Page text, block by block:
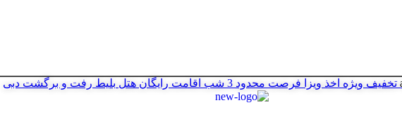
تخفیف ویژه اخذ ویزا فرصت محدود 3 شب اقامت رایگان هتل بلیط رفت و برگشت دبی